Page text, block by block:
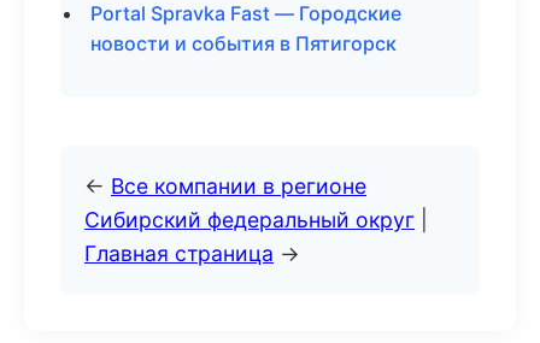
Portal Spravka Fast — Городские
новости и события в Пятигорск
← Все компании в регионе
Сибирский федеральный округ
Главная страница →